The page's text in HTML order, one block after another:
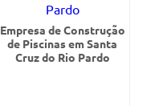
Empresa de Construção
de Piscinas em Santa
Cruz do Rio Pardo